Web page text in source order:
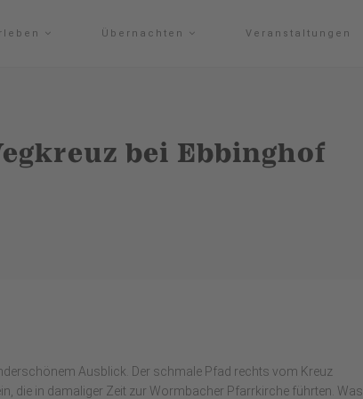
Übernachten Veranstaltungen
bei Ebbinghof
Ausblick. Der schmale Pfad rechts vom Kreuz
die in damaliger Zeit zur Wormbacher Pfarrkirche führten. Was